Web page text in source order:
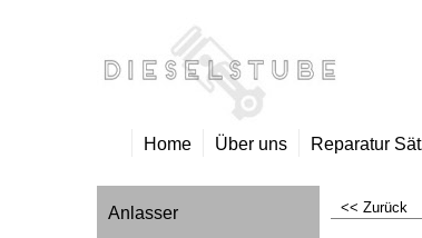
Home Über uns Reparatur
Anlasser
<< Zurück